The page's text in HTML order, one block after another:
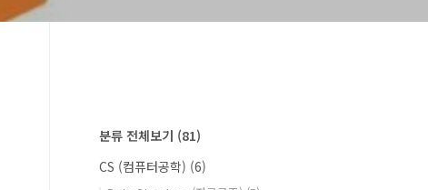
분류 전체보기 (81)
CS (컴퓨터공학) (6)